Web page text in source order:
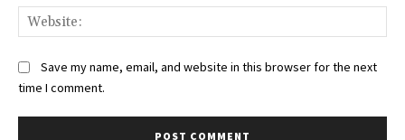
Save my name, email, and website in this browser for the next
time I comment.